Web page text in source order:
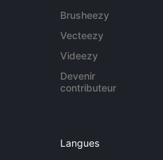
Brusheezy
Vecteezy
Videezy
Devenir
contributeur
Langues